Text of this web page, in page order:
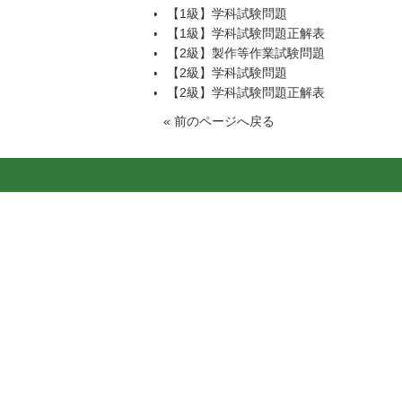
【1級】学科試験問題
【1級】学科試験問題正解表
【2級】製作等作業試験問題
【2級】学科試験問題
【2級】学科試験問題正解表
« 前のページへ戻る